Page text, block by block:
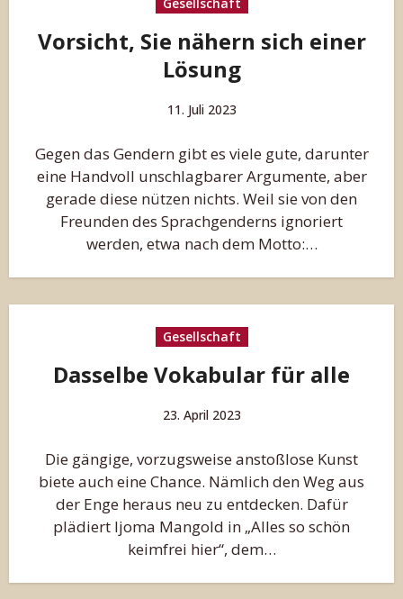
Vorsicht, Sie nähern sich einer
Lösung
11. Juli 2023
Gegen das Gendern gibt es viele gute, darunter
eine Handvoll unschlagbarer Argumente, aber
gerade diese nützen nichts. Weil sie von den
Freunden des Sprachgenderns ignoriert
werden, etwa nach dem Motto:…
Gesellschaft
Dasselbe Vokabular für alle
23. April 2023
Die gängige, vorzugsweise anstoßlose Kunst
biete auch eine Chance. Nämlich den Weg aus
der Enge heraus neu zu entdecken. Dafür
plädiert Ijoma Mangold in „Alles so schön
keimfrei hier“, dem…